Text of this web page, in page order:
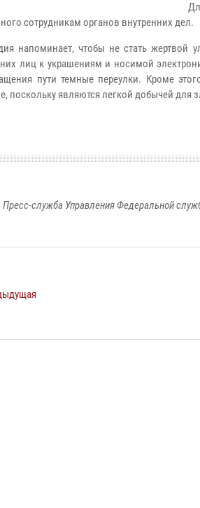
сотрудникам органов внутренних дел.
напоминает, чтобы не стать жертвой
лиц к украшениям и носимой
пути темные переулки. Кроме
поскольку являются легкой добычей
Пресс-служба Управления Федеральной